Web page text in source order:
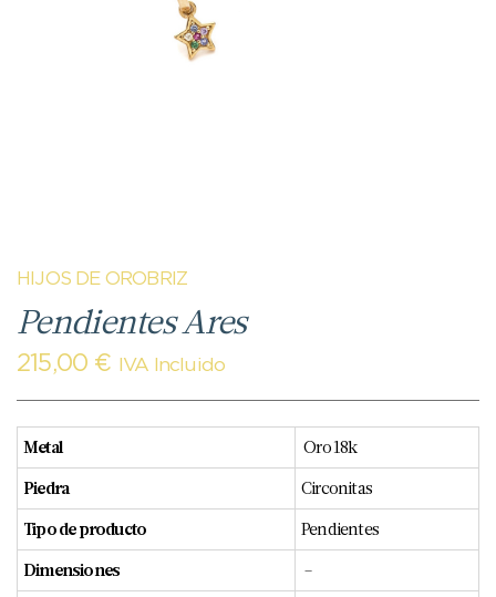
HIJOS DE OROBRIZ
Pendientes Ares
215,00 € IVA Incluido
Metal
Oro 18k
Piedra
Circonitas
Tipo de producto
Pendientes
Dimensiones
–